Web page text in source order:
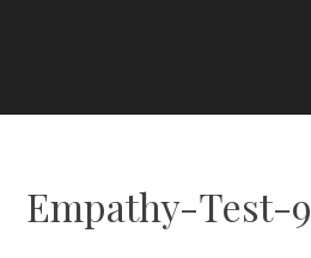
Empathy-Test-9